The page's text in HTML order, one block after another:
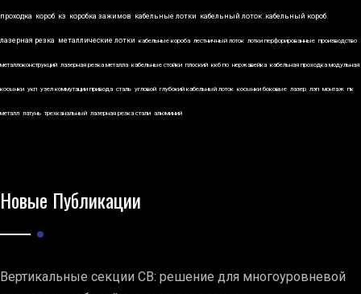
проходка короб кз коробка зажимов кабельные лотки кабельный лоток кабельный короб
лазерная резка металлические лотки кабельные короба лестничный лоток лотки перфорированные производство
металлоконструкций лазерная резка металла кабельные стойки плоский ккб по нержавейка кабельная проходка модульная
косынки укп узел коммутации привода сталь угловой глубокий кабельный лоток косынки боковые лазер лэп монтаж пк
металл латунь трехканальный лазерная резка стали алюминий
Новые Публикации
Вертикальные секции СВ: решение для многоуровневой